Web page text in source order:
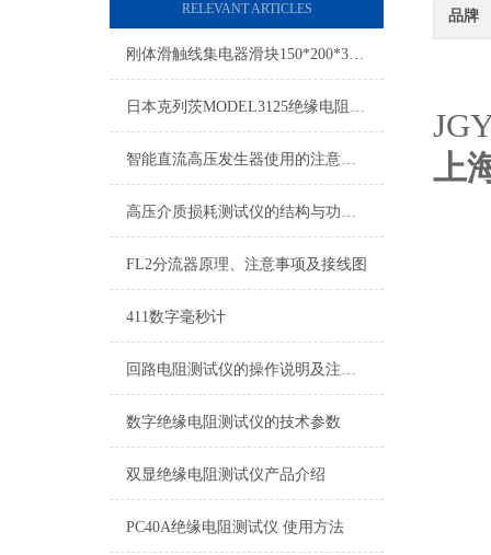
RELEVANT ARTICLES
刚体滑触线集电器滑块150*200*30介绍
日本克列茨MODEL3125绝缘电阻测试仪特点
智能直流高压发生器使用的注意事项
高压介质损耗测试仪的结构与功能说明
FL2分流器原理、注意事项及接线图
411数字毫秒计
回路电阻测试仪的操作说明及注意事项
数字绝缘电阻测试仪的技术参数
双显绝缘电阻测试仪产品介绍
PC40A绝缘电阻测试仪 使用方法
品牌
上